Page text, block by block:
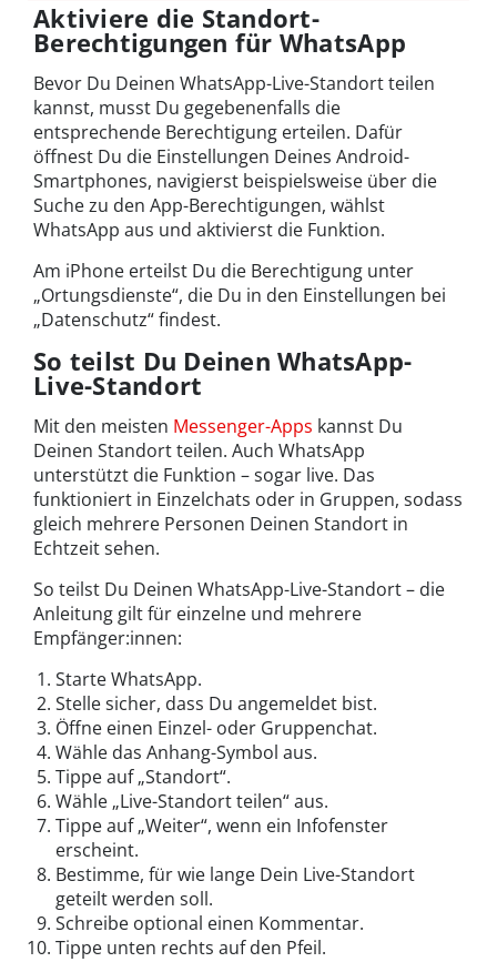
Aktiviere die Standort-
Berechtigungen für WhatsApp
Bevor Du Deinen WhatsApp-Live-Standort teilen
kannst, musst Du gegebenenfalls die
entsprechende Berechtigung erteilen. Dafür
öffnest Du die Einstellungen Deines Android-
Smartphones, navigierst beispielsweise über die
Suche zu den App-Berechtigungen, wählst
WhatsApp aus und aktivierst die Funktion.
Am iPhone erteilst Du die Berechtigung unter
„Ortungsdienste“, die Du in den Einstellungen bei
„Datenschutz“ findest.
So teilst Du Deinen WhatsApp-
Live-Standort
Mit den meisten Messenger-Apps kannst Du
Deinen Standort teilen. Auch WhatsApp
unterstützt die Funktion – sogar live. Das
funktioniert in Einzelchats oder in Gruppen, sodass
gleich mehrere Personen Deinen Standort in
Echtzeit sehen.
So teilst Du Deinen WhatsApp-Live-Standort – die
Anleitung gilt für einzelne und mehrere
Empfänger:innen:
Starte WhatsApp.
Stelle sicher, dass Du angemeldet bist.
Öffne einen Einzel- oder Gruppenchat.
Wähle das Anhang-Symbol aus.
Tippe auf „Standort“.
Wähle „Live-Standort teilen“ aus.
Tippe auf „Weiter“, wenn ein Infofenster
erscheint.
Bestimme, für wie lange Dein Live-Standort
geteilt werden soll.
Schreibe optional einen Kommentar.
Tippe unten rechts auf den Pfeil.